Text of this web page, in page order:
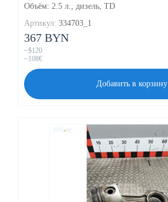
Объём: 2.5 л., дизель, TD
Артикул: 334703_1
367 BYN
~$120
~108€
Добавить в корзину